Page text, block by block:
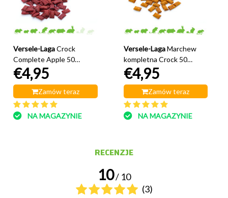
Versele-LagaCrock
Complete Apple 50
gramów
€4,95
Zamów teraz
NA MAGAZYNIE
Versele-Laga Marchew
kompletna Crock 50
gramów
€4,95
Zamów teraz
NA MAGAZYNIE
RECENZJE
10/ 10
(3)